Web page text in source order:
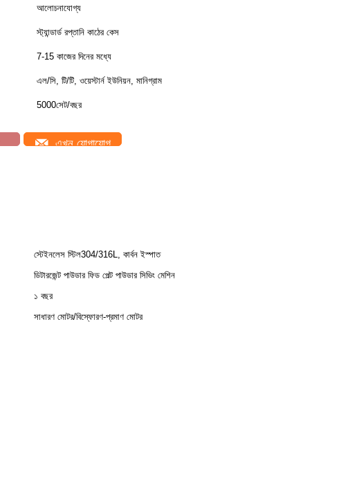
আলোচনাযোগ্য
স্ট্যান্ডার্ড রপ্তানি কাঠের কেস
7-15 কাজের দিনের মধ্যে
এল/সি, টি/টি, ওয়েস্টার্ন ইউনিয়ন, মানিগ্রাম
5000সেট/বছর
এখন যোগাযোগ
স্টেইনলেস স্টিল304/316L, কার্বন ইস্পাত
ডিটারজেন্ট পাউডার ফিড পেল্ট পাউডার সিভিং মেশিন
১ বছর
সাধারণ মোটর/বিস্ফোরণ-প্রমাণ মোটর